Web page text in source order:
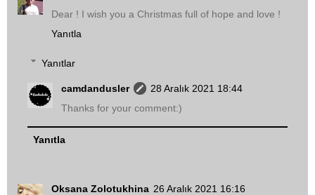
Dear ! I wish you a Christmas full of hope and love !
Yanıtla
Yanıtlar
camdandusler
28 Aralık 2021 18:44
Thanks for your comment:)
Yanıtla
Oksana Zolotukhina 26 Aralık 2021 16:16